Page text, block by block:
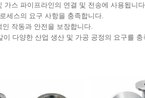
스 파이프라인의 연결 및 전송에 사용됩니다.
세스의 요구 사항을 충족합니다.
작동과 안전을 보장합니다.
다양한 산업 생산 및 가공 공정의 요구를 충